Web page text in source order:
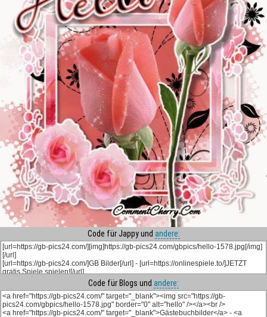
Code für Jappy und andere:
Code für Blogs und andere: